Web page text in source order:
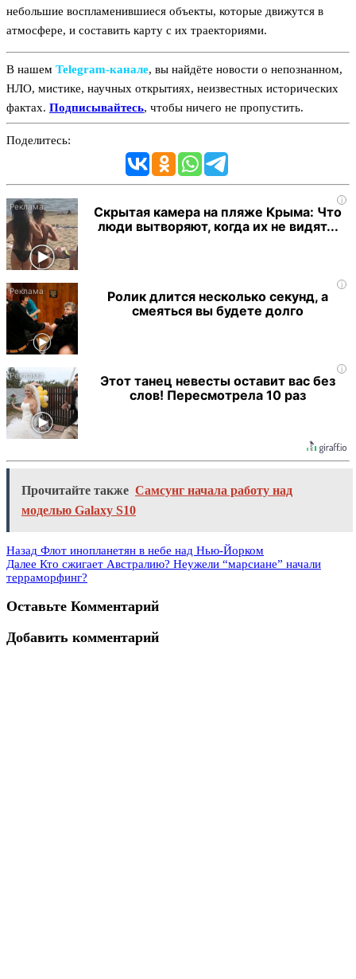
небольшие воспламенившиеся объекты, которые движутся в
атмосфере, и составить карту с их траекториями.
В нашем Telegram‑канале, вы найдёте новости о непознанном,
НЛО, мистике, научных открытиях, неизвестных исторических
фактах. Подписывайтесь, чтобы ничего не пропустить.
Поделитесь:
i
Скрытая камера на пляже Крыма: Что
люди вытворяют, когда их не видят...
i
Ролик длится несколько секунд, а
смеяться вы будете долго
i
Этот танец невесты оставит вас без
слов! Пересмотрела 10 раз
Прочитайте также Самсунг начала работу над
моделью Galaxy S10
Назад Флот инопланетян в небе над Нью-Йорком
Далее Кто сжигает Австралию? Неужели “марсиане” начали
терраморфинг?
Оставьте Комментарий
Добавить комментарий